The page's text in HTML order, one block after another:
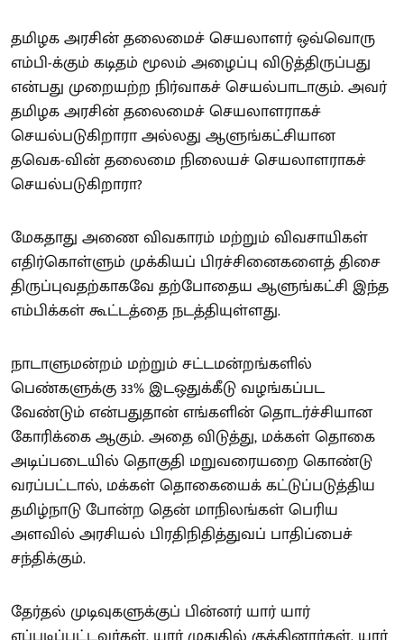
தமிழக அரசின் தலைமைச் செயலாளர் ஒவ்வொரு
எம்பி-க்கும் கடிதம் மூலம் அழைப்பு விடுத்திருப்பது
என்பது முறையற்ற நிர்வாகச் செயல்பாடாகும். அவர்
தமிழக அரசின் தலைமைச் செயலாளராகச்
செயல்படுகிறாரா அல்லது ஆளுங்கட்சியான
தவெக-வின் தலைமை நிலையச் செயலாளராகச்
செயல்படுகிறாரா?
மேகதாது அணை விவகாரம் மற்றும் விவசாயிகள்
எதிர்கொள்ளும் முக்கியப் பிரச்சினைகளைத் திசை
திருப்புவதற்காகவே தற்போதைய ஆளுங்கட்சி இந்த
எம்பிக்கள் கூட்டத்தை நடத்தியுள்ளது.
நாடாளுமன்றம் மற்றும் சட்டமன்றங்களில்
பெண்களுக்கு 33% இடஒதுக்கீடு வழங்கப்பட
வேண்டும் என்பதுதான் எங்களின் தொடர்ச்சியான
கோரிக்கை ஆகும். அதை விடுத்து, மக்கள் தொகை
அடிப்படையில் தொகுதி மறுவரையறை கொண்டு
வரப்பட்டால், மக்கள் தொகையைக் கட்டுப்படுத்திய
தமிழ்நாடு போன்ற தென் மாநிலங்கள் பெரிய
அளவில் அரசியல் பிரதிநிதித்துவப் பாதிப்பைச்
சந்திக்கும்.
தேர்தல் முடிவுகளுக்குப் பின்னர் யார் யார்